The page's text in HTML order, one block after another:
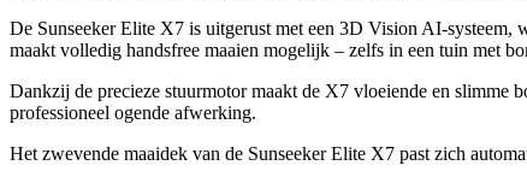
De Sunseeker Elite X7 is uitgerust met een 3D Vision AI-systeem,
maakt volledig handsfree maaien mogelijk – zelfs in een tuin met
Dankzij de precieze stuurmotor maakt de X7 vloeiende en slimme
professioneel ogende afwerking.
Het zwevende maaidek van de Sunseeker Elite X7 past zich